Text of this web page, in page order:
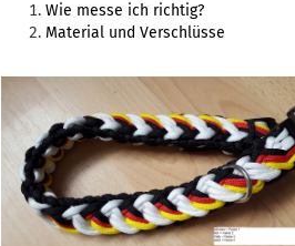
Wie messe ich richtig?
Material und Verschlüsse